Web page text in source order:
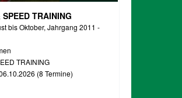
TRAINING
bis Oktober, Jahrgang 2011 -
TRAINING
(8 Termine)